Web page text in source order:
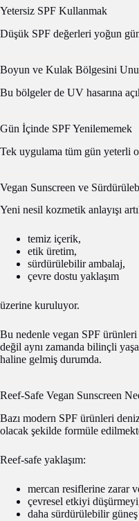
Yetersiz SPF Kullanmak
Düşük SPF değerleri yoğun
Boyun ve Kulak Bölgesini
Bu bölgeler de UV hasarına
Gün İçinde SPF Yenilememek
Tek uygulama tüm gün yeterli
Vegan Sunscreen ve
Yeni nesil kozmetik anlayışı
temiz içerik,
etik üretim,
sürdürülebilir ambalaj,
çevre dostu yaklaşım
üzerine kuruluyor.
Bu nedenle vegan SPF
değil aynı zamanda bilinçli
haline gelmiş durumda.
Reef-Safe Vegan Sunscreen
Bazı modern SPF ürünleri
olacak şekilde formüle
Reef-safe yaklaşım:
mercan resiflerine zarar
çevresel etkiyi
daha sürdürülebilir güneş